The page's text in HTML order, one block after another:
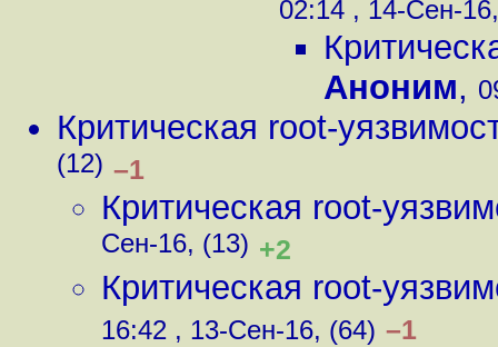
02:14 , 14-Сен-
Аноним,
Критическая root-
(12) –1
Критическая root-
Сен-16, (13) +2
Критическая root-
16:42 , 13-Сен-16, (64) –1